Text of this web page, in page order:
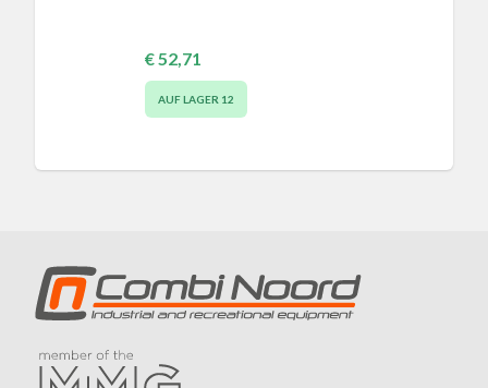
€ 52,71
AUF LAGER 12